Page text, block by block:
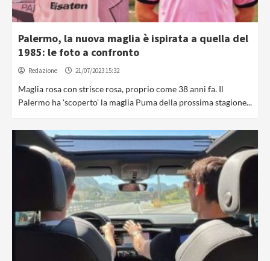
Palermo, la nuova maglia è ispirata a quella del
1985: le foto a confronto
Redazione 21/07/2023 15:32
Maglia rosa con strisce rosa, proprio come 38 anni fa. Il
Palermo ha 'scoperto' la maglia Puma della prossima stagione...